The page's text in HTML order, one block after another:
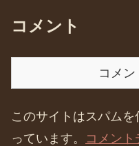
コメント
コメ
このサイトはスパム
っています。
コメント